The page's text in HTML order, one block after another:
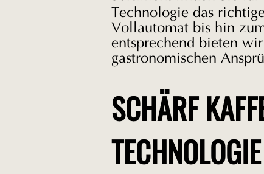
Technologie das
Vollautomat bis hin
entsprechend bieten
gastronomischen
SCHÄRF
TECHNOLOGIE